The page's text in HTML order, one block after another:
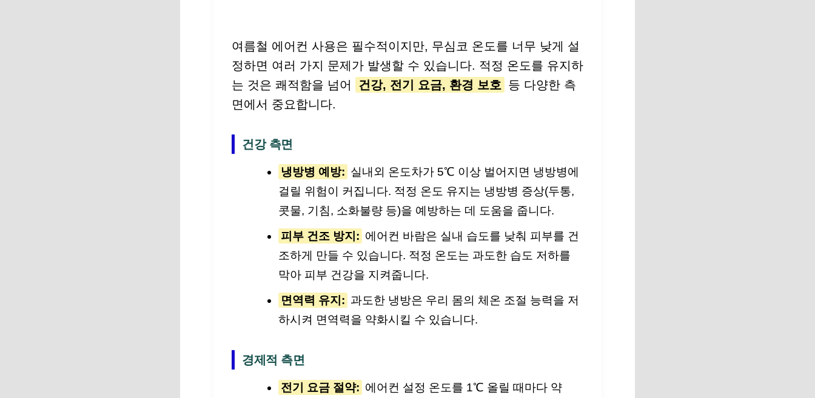
여름철 에어컨 사용은 필수적이지만, 무심코 온도를 너무 낮게 설
정하면 여러 가지 문제가 발생할 수 있습니다. 적정 온도를 유지하
는 것은 쾌적함을 넘어
건강, 전기 요금, 환경 보호 등 다양한 측
면에서 중요합니다.
건강 측면
냉방병 예방: 실내외 온도차가 5℃ 이상 벌어지면 냉방병에
걸릴 위험이 커집니다. 적정 온도 유지는 냉방병 증상(두통,
콧물, 기침, 소화불량 등)을 예방하는 데 도움을 줍니다.
피부 건조 방지: 에어컨 바람은 실내 습도를 낮춰 피부를 건
조하게 만들 수 있습니다. 적정 온도는 과도한 습도 저하를
막아 피부 건강을 지켜줍니다.
면역력 유지: 과도한 냉방은 우리 몸의 체온 조절 능력을 저
하시켜 면역력을 약화시킬 수 있습니다.
경제적 측면
전기 요금 절약: 에어컨 설정 온도를 1℃ 올릴 때마다 약